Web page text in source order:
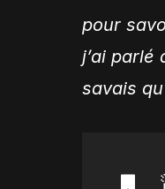
pour
j’ai parlé
savais